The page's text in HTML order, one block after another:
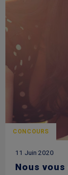
CONCOURS
11 Juin 2020
Nous